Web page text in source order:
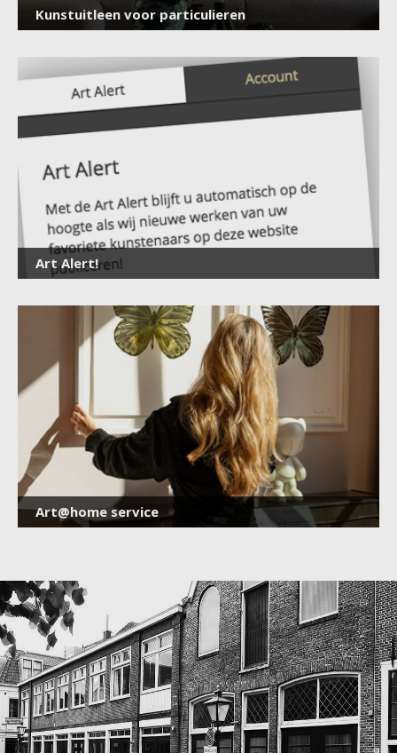
Kunstuitleen voor particulieren
Art Alert!
Art@home service
Meld je aan
voor onze nieuwsbrief
mailadres